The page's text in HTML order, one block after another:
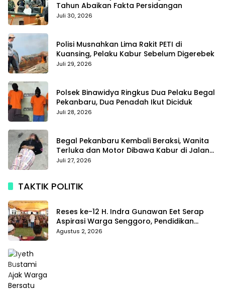
Tahun Abaikan Fakta Persidangan
Juli 30, 2026
Polisi Musnahkan Lima Rakit PETI di
Kuansing, Pelaku Kabur Sebelum Digerebek
Juli 29, 2026
Polsek Binawidya Ringkus Dua Pelaku Begal
Pekanbaru, Dua Penadah Ikut Diciduk
Juli 28, 2026
Begal Pekanbaru Kembali Beraksi, Wanita
Terluka dan Motor Dibawa Kabur di Jalan
Teropong
Juli 27, 2026
TAKTIK POLITIK
Reses ke-12 H. Indra Gunawan Eet Serap
Aspirasi Warga Senggoro, Pendidikan
hingga BPJS Jadi Sorotan
Agustus 2, 2026